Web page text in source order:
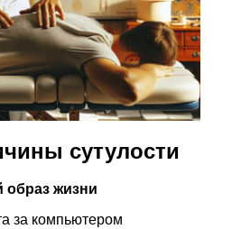
сутулости
жизни
за компьютером